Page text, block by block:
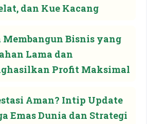
dan Kue Kacang
Membangun Bisnis yang
Lama dan
Profit Maksimal
Aman? Intip Update
Emas Dunia dan Strategi